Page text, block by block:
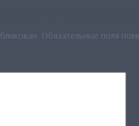
Обязательные поля